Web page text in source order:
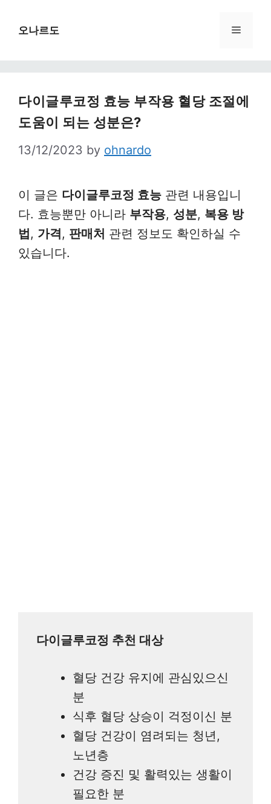
오나르도 Menu
다이글루코정 효능 부작용 혈당 조절에
도움이 되는 성분은?
13/12/2023 by ohnardo
이 글은 다이글루코정 효능 관련 내용입니
다. 효능뿐만 아니라 부작용, 성분, 복용 방
법, 가격, 판매처 관련 정보도 확인하실 수
있습니다.
다이글루코정 추천 대상
혈당 건강 유지에 관심있으신
분
식후 혈당 상승이 걱정이신 분
혈당 건강이 염려되는 청년,
노년층
건강 증진 및 활력있는 생활이
필요한 분